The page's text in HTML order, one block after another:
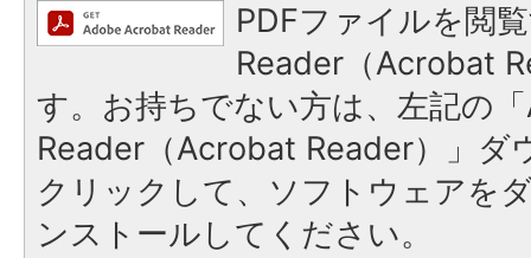
PDFファイルを閲
Reader（Acrobat
す。お持ちでない方は、左記の
Reader（Acrobat Reader）」ダ
クリックして、ソフトウェアを
ンストールしてください。